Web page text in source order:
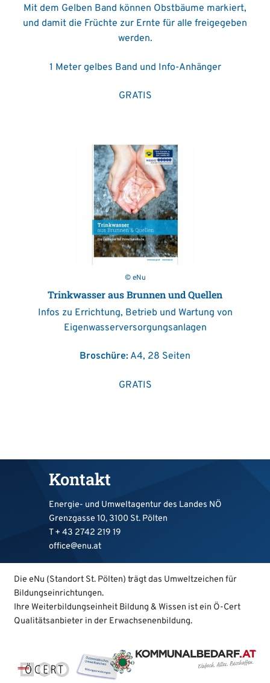
Mit dem Gelben Band können Obstbäume markiert,
und damit die Früchte zur Ernte für alle freigegeben
werden.
1 Meter gelbes Band und Info-Anhänger
GRATIS
© eNu
Trinkwasser aus Brunnen und Quellen
Infos zu Errichtung, Betrieb und Wartung von
Eigenwasserversorgungsanlagen
Broschüre: A4, 28 Seiten
GRATIS
Kontakt
Energie- und Umweltagentur des Landes NÖ
Grenzgasse 10, 3100 St. Pölten
T + 43 2742 219 19
office@enu.at
Die eNu (Standort St. Pölten) trägt das Umweltzeichen für
Bildungseinrichtungen.
Ihre Weiterbildungseinheit Bildung & Wissen ist ein Ö-Cert
Qualitätsanbieter in der Erwachsenenbildung.